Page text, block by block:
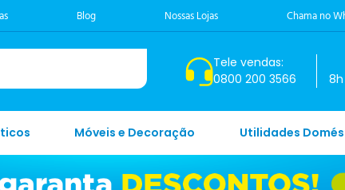
Blog Nossas Lojas Chama no
Tele vendas:
0800 200 3566
8h
Móveis e Decoração Utilidades